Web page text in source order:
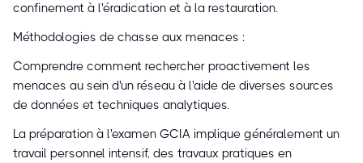
confinement à l'éradication et à la restauration.
Méthodologies de chasse aux menaces :
Comprendre comment rechercher proactivement les
menaces au sein d'un réseau à l'aide de diverses sources
de données et techniques analytiques.
La préparation à l'examen GCIA implique généralement un
travail personnel intensif, des travaux pratiques en